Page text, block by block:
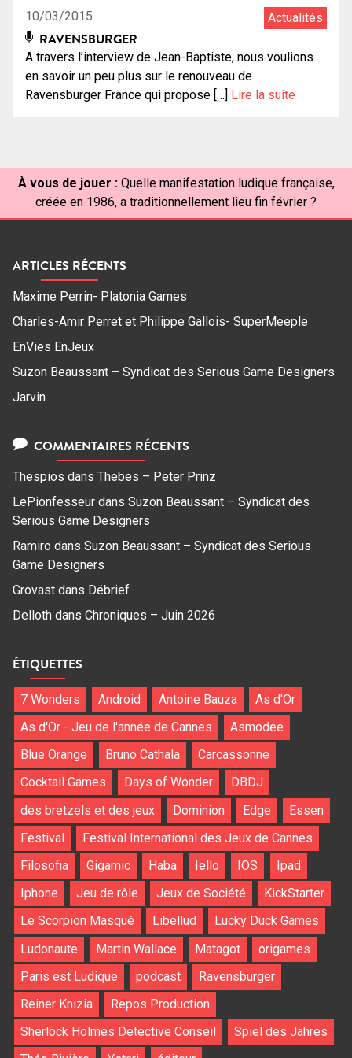
10/03/2015 Actualités
RAVENSBURGER
A travers l’interview de Jean-Baptiste, nous voulions
en savoir un peu plus sur le renouveau de
Ravensburger France qui propose […] Lire la suite
À vous de jouer : Quelle manifestation ludique française,
créée en 1986, a traditionnellement lieu fin février ?
ARTICLES RÉCENTS
Maxime Perrin- Platonia Games
Charles-Amir Perret et Philippe Gallois- SuperMeeple
EnVies EnJeux
Suzon Beaussant – Syndicat des Serious Game Designers
Jarvin
COMMENTAIRES RÉCENTS
Thespios dans Thebes – Peter Prinz
LePionfesseur dans Suzon Beaussant – Syndicat des
Serious Game Designers
Ramiro dans Suzon Beaussant – Syndicat des Serious
Game Designers
Grovast dans Débrief
Delloth dans Chroniques – Juin 2026
ÉTIQUETTES
7 Wonders Android Antoine Bauza
As d'Or
As d'Or - Jeu de l'année de Cannes
Asmodee
Blue Orange
Bruno Cathala
Carcassonne
Cocktail Games
Days of Wonder
DBDJ
des bretzels et des jeux
Dominion Edge
Essen
Festival
Festival International des Jeux de Cannes
Filosofia
Gigamic Haba Iello IOS
Ipad
Iphone
Jeu de rôle Jeux de Société
KickStarter
Le Scorpion Masqué
Libellud
Lucky Duck Games
Ludonaute
Martin Wallace Matagot
origames
Paris est Ludique
podcast
Ravensburger
Reiner Knizia
Repos Production
Sherlock Holmes Detective Conseil
Spiel des Jahres